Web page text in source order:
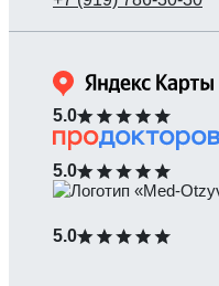
5.0
5.0
5.0